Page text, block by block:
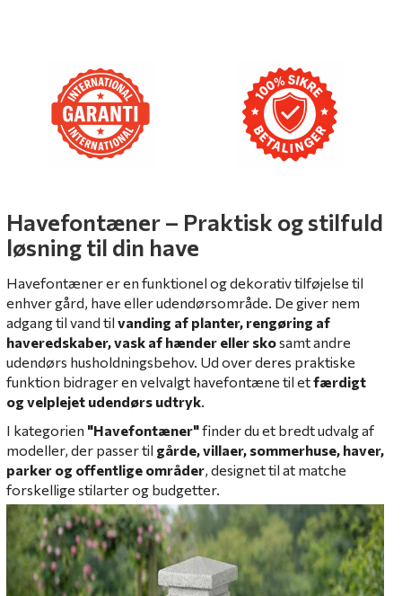
Havefontæner – Praktisk og stilfuld
løsning til din have
Havefontæner er en funktionel og dekorativ tilføjelse til
enhver gård, have eller udendørsområde. De giver nem
adgang til vand til vanding af planter, rengøring af
haveredskaber, vask af hænder eller skosamt andre
udendørs husholdningsbehov. Ud over deres praktiske
funktion bidrager en velvalgt havefontæne til etfærdigt
og velplejet udendørs udtryk.
I kategorien "Havefontæner"finder du et bredt udvalg af
modeller, der passer til gårde, villaer, sommerhuse, haver,
parker og offentlige områder, designet til at matche
forskellige stilarter og budgetter.